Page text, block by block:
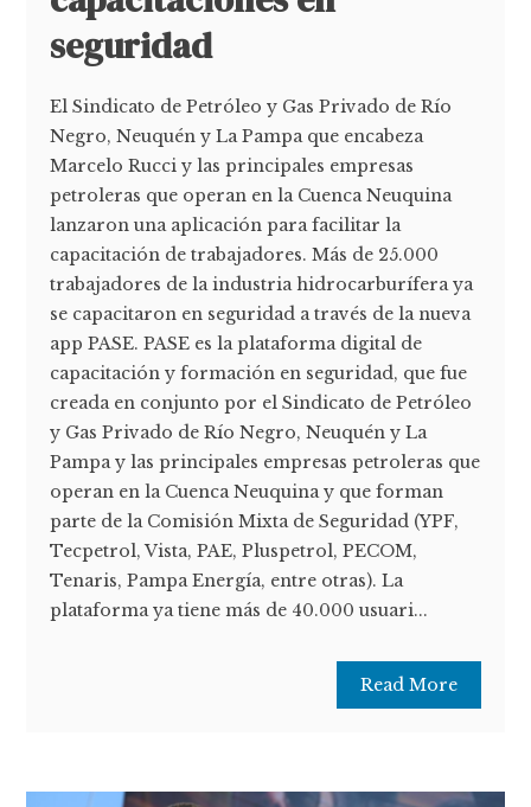
seguridad
El Sindicato de Petróleo y Gas Privado de Río
Negro, Neuquén y La Pampa que encabeza
Marcelo Rucci y las principales empresas
petroleras que operan en la Cuenca Neuquina
lanzaron una aplicación para facilitar la
capacitación de trabajadores. Más de 25.000
trabajadores de la industria hidrocarburífera ya
se capacitaron en seguridad a través de la nueva
app PASE. PASE es la plataforma digital de
capacitación y formación en seguridad, que fue
creada en conjunto por el Sindicato de Petróleo
y Gas Privado de Río Negro, Neuquén y La
Pampa y las principales empresas petroleras que
operan en la Cuenca Neuquina y que forman
parte de la Comisión Mixta de Seguridad (YPF,
Tecpetrol, Vista, PAE, Pluspetrol, PECOM,
Tenaris, Pampa Energía, entre otras). La
plataforma ya tiene más de 40.000 usuari...
Read More